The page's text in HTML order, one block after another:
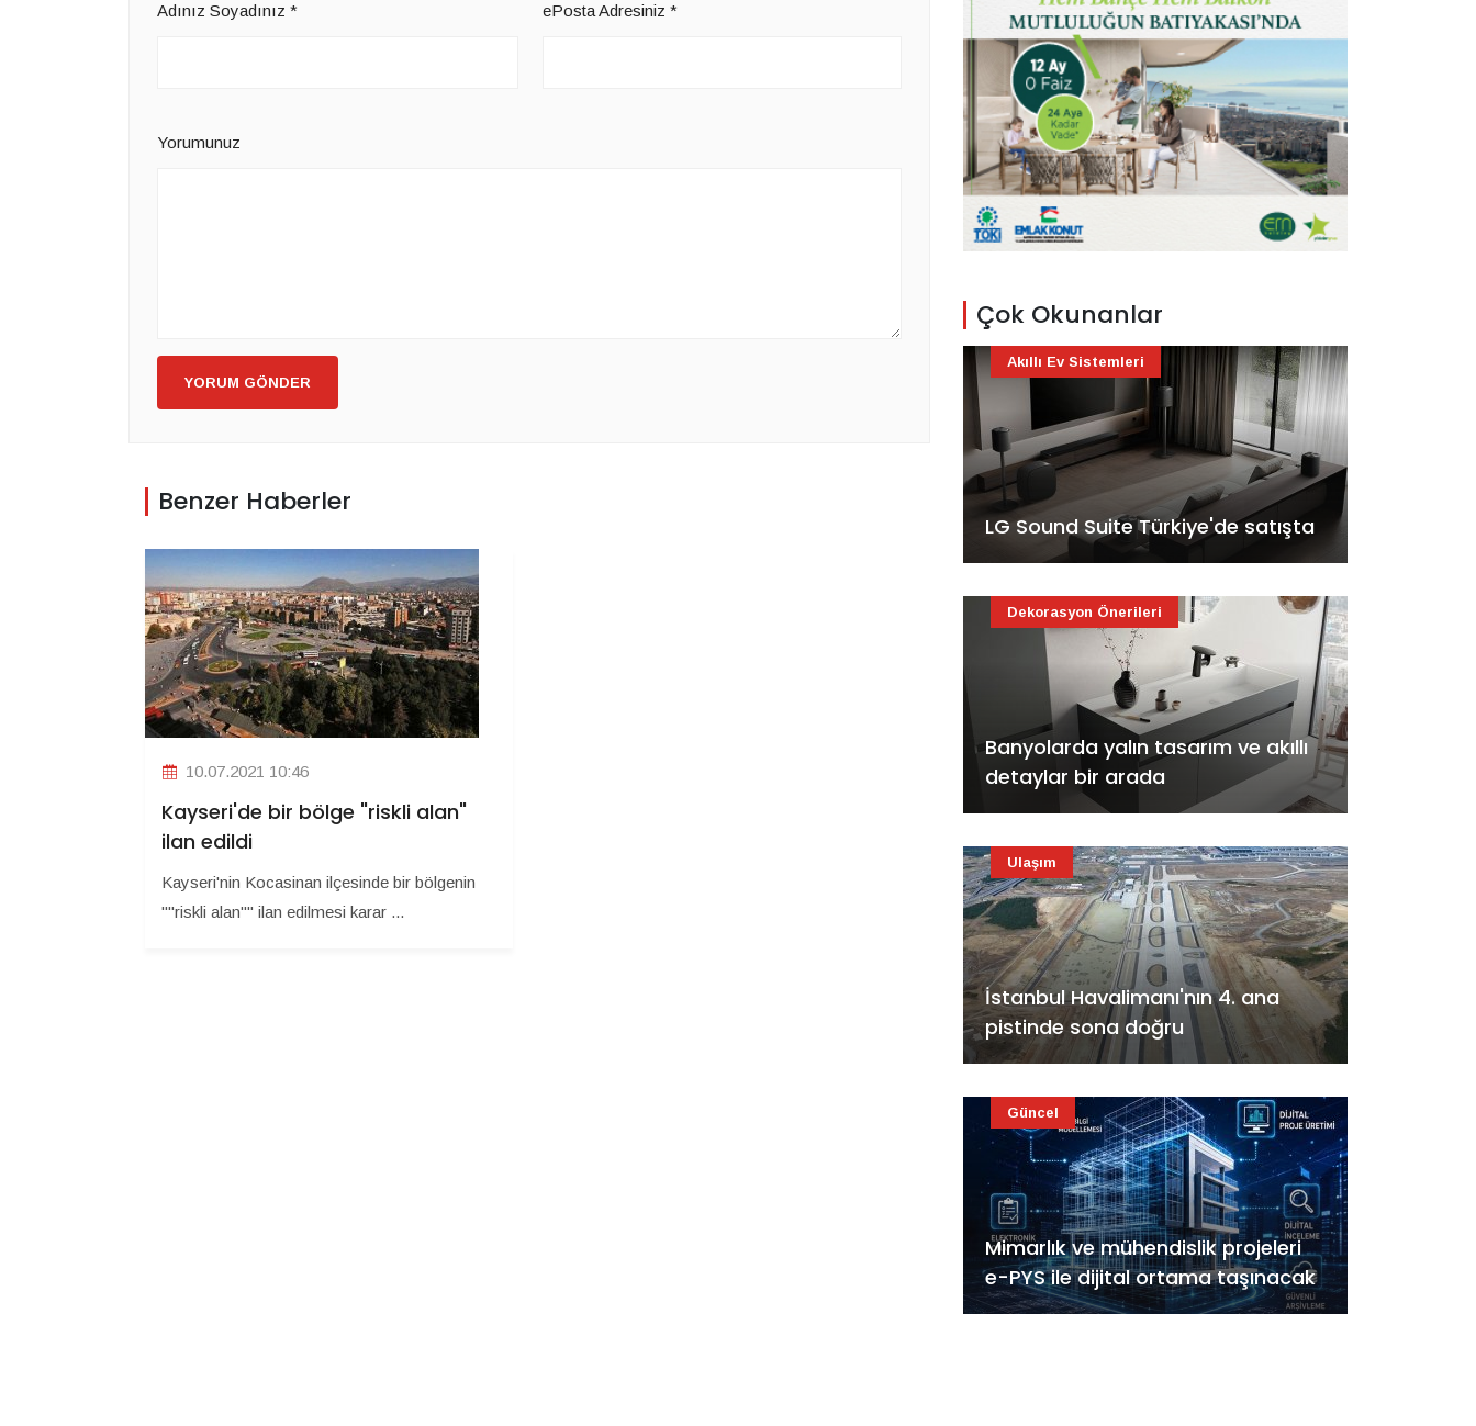
Adınız Soyadınız * ePosta Adresiniz *
Yorumunuz
YORUM GÖNDER
Benzer Haberler
10.07.2021 10:46
Kayseri'de bir bölge "riskli alan"
ilan edildi
Kayseri'nin Kocasinan ilçesinde bir bölgenin
""riskli alan"" ilan edilmesi karar ...
Çok Okunanlar
LG Sound Suite Türkiye'de satışta
Akıllı Ev Sistemleri
Banyolarda yalın tasarım ve akıllı
detaylar bir arada
Dekorasyon Önerileri
İstanbul Havalimanı'nın 4. ana
pistinde sona doğru
Ulaşım
Mimarlık ve mühendislik projeleri
e-PYS ile dijital ortama taşınacak
Güncel